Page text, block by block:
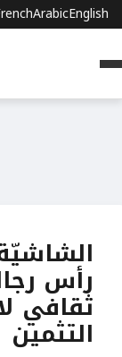
ArabicEnglish
رأس
ثقافي
التثمين